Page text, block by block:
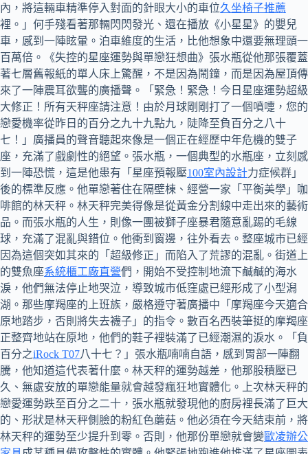
內，將這輛車精準停入對面的針眼大小的車位久坐椅子推薦
裡。」何手殘看著那輛閃閃發光、還在播放《小星星》的嬰兒
車，感到一陣眩暈。泊車維度的生活，比他想象中還要無理頭一
百萬倍。《失控的星座運勢與單戀狂想曲》張水瓶從他那張覆蓋
著七層舊報紙的單人床上驚醒，不是因為鬧鐘，而是因為屋頂傳
來了一陣震耳欲聾的廣播聲。「緊急！緊急！今日星座運勢超級
大修正！所有天秤座請注意！由於月球剛剛打了一個噴嚏，您的
戀愛機率從昨日的百分之九十九點九，陡降至負百分之八十
七！」廣播員的聲音聽起來像是一個正在經歷中年危機的雙子
座，充滿了戲劇性的絕望。張水瓶，一個典型的水瓶座，立刻感
到一陣恐慌，這是他患有「星座預報壓100室內設計力症候群」
後的標準反應。他單戀著住在隔壁棟、經營一家「平衡美學」咖
啡館的林天秤。林天秤完美得像是從黃金分割線中走出來的藝術
品。而張水瓶的人生，則像一團被獅子座暴君隨意亂踢的毛線
球，充滿了混亂與錯位。他衝到窗邊，往外看去。整座城市已經
因為這個突如其來的「超級修正」而陷入了荒謬的混亂。街道上
的雙魚座系統櫃工廠直營們，開始不受控制地流下鹹鹹的海水
淚，他們無法停止地哭泣，導致城市低窪處已經形成了小型潟
湖。那些摩羯座的上班族，嚴格遵守著廣播中「摩羯座今天適合
原地踏步，否則將失去襪子」的指令。數百名西裝筆挺的摩羯座
正整齊地站在原地，他們的鞋子裡裝滿了已經潮濕的淚水。「負
百分之iRock T07八十七？」張水瓶喃喃自語，感到胃部一陣翻
騰，他知道這代表著什麼。林天秤的運勢越差，他那股積壓已
久、無處安放的單戀能量就會越發瘋狂地實體化。上次林天秤的
戀愛運勢跌至百分之二十，張水瓶就發現他的廚房裡長滿了巨大
的、形狀是林天秤側臉的粉紅色蘑菇。他必須在今天結束前，將
林天秤的運勢至少提升到零。否則，他那份單戀就會變歐凌辦公